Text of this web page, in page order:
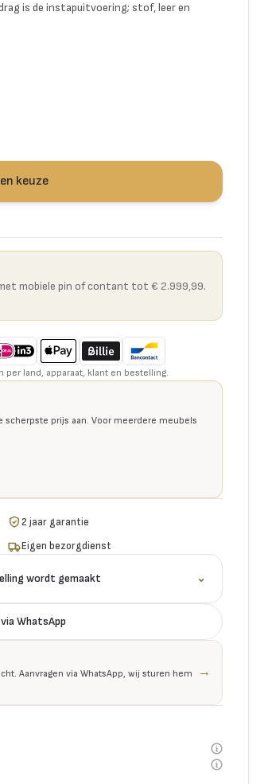
is de instapuitvoering; stof, leer en
keuze
mobiele pin of contant tot € 2.999,99.
land, apparaat, klant en bestelling.
scherpste prijs aan. Voor meerdere meubels
2 jaar garantie
Eigen bezorgdienst
wordt gemaakt ⌄
WhatsApp
Aanvragen via WhatsApp, wij sturen hem
→